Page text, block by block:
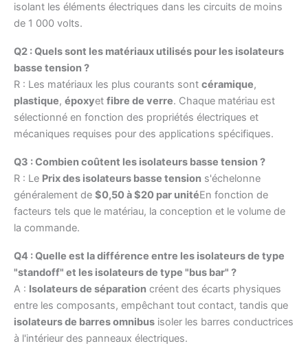
isolant les éléments électriques dans les circuits de moins
de 1 000 volts.
Q2 : Quels sont les matériaux utilisés pour les isolateurs
basse tension ?
R : Les matériaux les plus courants sont céramique,
plastique, époxyet fibre de verre. Chaque matériau est
sélectionné en fonction des propriétés électriques et
mécaniques requises pour des applications spécifiques.
Q3 : Combien coûtent les isolateurs basse tension ?
R : Le Prix des isolateurs basse tension s'échelonne
généralement de $0,50 à $20 par unitéEn fonction de
facteurs tels que le matériau, la conception et le volume de
la commande.
Q4 : Quelle est la différence entre les isolateurs de type
"standoff" et les isolateurs de type "bus bar" ?
A : Isolateurs de séparation créent des écarts physiques
entre les composants, empêchant tout contact, tandis que
isolateurs de barres omnibus isoler les barres conductrices
à l'intérieur des panneaux électriques.